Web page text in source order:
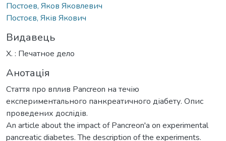
Постоев, Яков Яковлевич
Постоєв, Яків Якович
Видавець
Х. : Печатное дело
Анотація
Стаття про вплив Pancreon на течію
експериментального панкреатичного діабету. Опис
проведених дослідів.
An article about the impact of Pancreon'a on experimental
pancreatic diabetes. The description of the experiments.